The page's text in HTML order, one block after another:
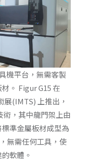
機平台，無需客製
。 Figur G15 在
展(IMTS) 上推出，
術，其中龍門架上由
準金屬板材成型為
無需任何工具，使
軟體。